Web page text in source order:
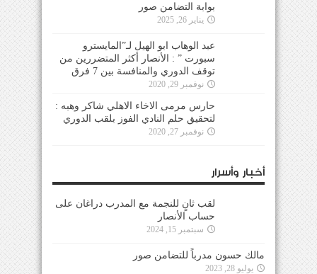
بوابة التضامن صور
يناير 26, 2025
عبد الوهاب ابو الهيل لـ”المايسترو
سبورت ” : الأنصار أكثر المتضررين من
توقف الدوري والمنافسة بين 7 فرق
نوفمبر 29, 2020
حارس مرمى الاخاء الاهلي شاكر وهبه :
لتحقيق حلم النادي الفوز بلقب الدوري
نوفمبر 27, 2020
أخبار وأسرار
لقب ثانٍ للنجمة مع المدرب دراغان على
حساب الأنصار
سبتمبر 15, 2024
مالك حسون مدرباً للتضامن صور
يوليو 28, 2023